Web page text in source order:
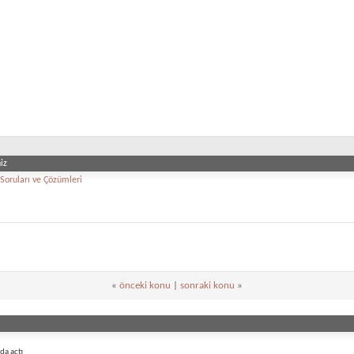
ve Çözümleri
« önceki konu sonraki konu »
açtı